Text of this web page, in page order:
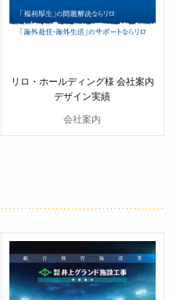
リロ・ホールディング様 会社案内
デザイン実績
会社案内